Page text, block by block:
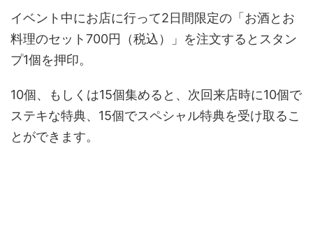
イベント中にお店に行って2日間限定の「お酒とお
料理のセット700円（税込）」を注文するとスタン
プ1個を押印。
10個、もしくは15個集めると、次回来店時に10個で
ステキな特典、15個でスペシャル特典を受け取るこ
とができます。